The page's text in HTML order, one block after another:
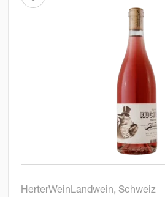
HerterWeinLandwein, Schweiz